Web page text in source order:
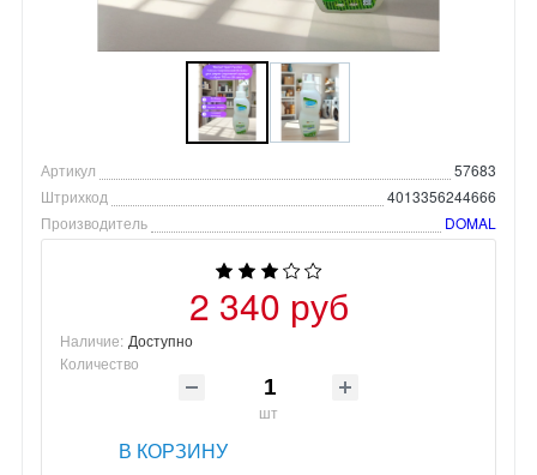
Артикул
57683
Штрихкод
4013356244666
Производитель
DOMAL
2 340 руб
Наличие: Доступно
Количество
шт
В КОРЗИНУ